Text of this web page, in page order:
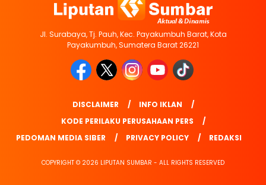
Jl. Surabaya, Tj. Pauh, Kec. Payakumbuh Barat, Kota
Payakumbuh, Sumatera Barat 26221
DISCLAIMER
INFO IKLAN
KODE PERILAKU PERUSAHAAN PERS
PEDOMAN MEDIA SIBER
PRIVACY POLICY REDAKSI
COPYRIGHT © 2026 LIPUTAN SUMBAR - ALL RIGHTS RESERVED